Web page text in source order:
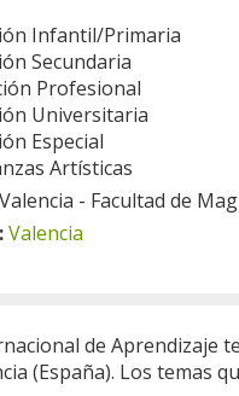
Infantil/Primaria
Secundaria
Profesional
Universitaria
Especial
Artísticas
- Facultad de
Valencia
de Aprendizaje
(España). Los temas